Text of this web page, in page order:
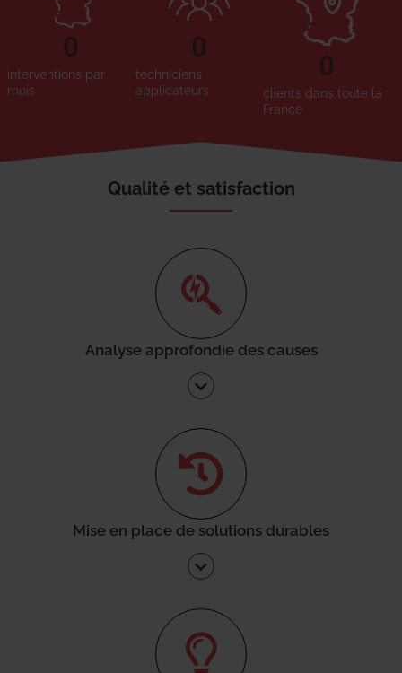
interventions par
mois
0
techniciens
applicateurs
0
clients dans toute la
France
0
Qualité et satisfaction
Analyse approfondie des causes
Mise en place de solutions durables